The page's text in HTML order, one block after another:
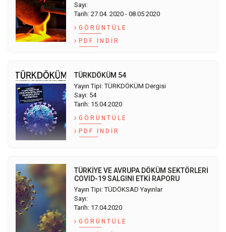
Sayı:
Tarih: 27.04. 2020 - 08.05 2020
GÖRÜNTÜLE
PDF İNDIR
TÜRKDÖKÜM 54
Yayın Tipi: TÜRKDÖKÜM Dergisi
Sayı: 54
Tarih: 15.04.2020
GÖRÜNTÜLE
PDF İNDIR
TÜRKİYE VE AVRUPA DÖKÜM SEKTÖRLERİ
COVID-19 SALGINI ETKİ RAPORU
Yayın Tipi: TÜDÖKSAD Yayınlar
Sayı:
Tarih: 17.04.2020
GÖRÜNTÜLE